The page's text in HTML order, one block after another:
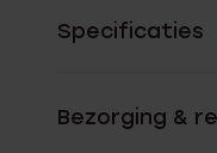
Specificaties
Bezorging &